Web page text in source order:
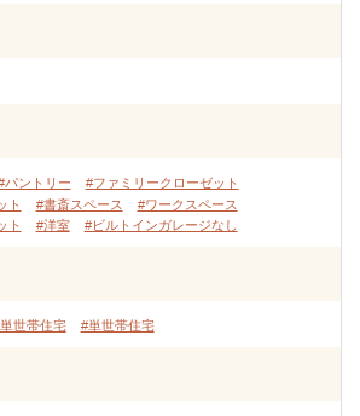
パントリー
#ファミリークローゼット
ト
#書斎スペース
#ワークスペース
ト
#洋室 #ビルトインガレージなし
世帯住宅 #単世帯住宅